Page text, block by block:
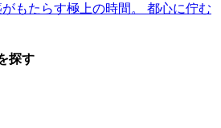
がもたらす極上の時間。 都心に佇む
探す